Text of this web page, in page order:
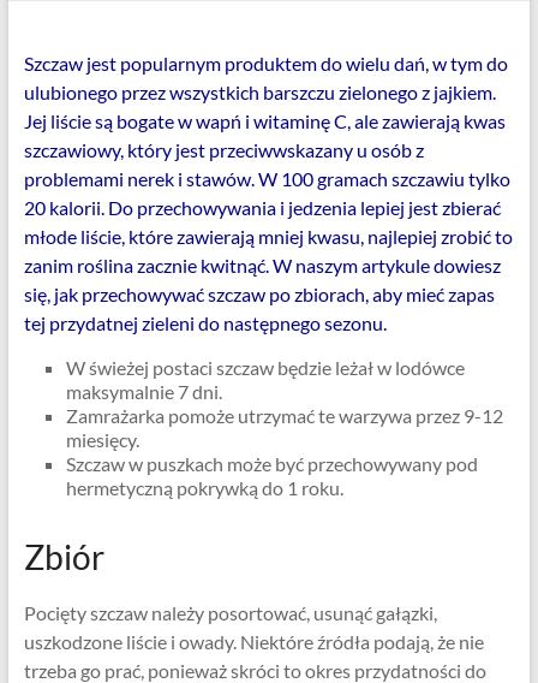
Szczaw jest popularnym produktem do wielu dań, w tym do
ulubionego przez wszystkich barszczu zielonego z jajkiem.
Jej liście są bogate w wapń i witaminę C, ale zawierają kwas
szczawiowy, który jest przeciwwskazany u osób z
problemami nerek i stawów. W 100 gramach szczawiu tylko
20 kalorii. Do przechowywania i jedzenia lepiej jest zbierać
młode liście, które zawierają mniej kwasu, najlepiej zrobić to
zanim roślina zacznie kwitnąć. W naszym artykule dowiesz
się, jak przechowywać szczaw po zbiorach, aby mieć zapas
tej przydatnej zieleni do następnego sezonu.
W świeżej postaci szczaw będzie leżał w lodówce
maksymalnie 7 dni.
Zamrażarka pomoże utrzymać te warzywa przez 9-12
miesięcy.
Szczaw w puszkach może być przechowywany pod
hermetyczną pokrywką do 1 roku.
Zbiór
Pocięty szczaw należy posortować, usunąć gałązki,
uszkodzone liście i owady. Niektóre źródła podają, że nie
trzeba go prać, ponieważ skróci to okres przydatności do